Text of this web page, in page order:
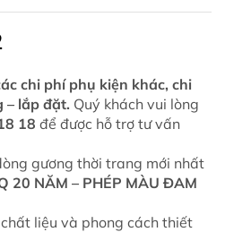
chi phí phụ kiện khác, chi
– lắp đặt. Quý khách vui lòng
18 để được hỗ trợ tư vấn
gương thời trang mới nhất
20 NĂM – PHÉP MÀU ĐAM
liệu và phong cách thiết